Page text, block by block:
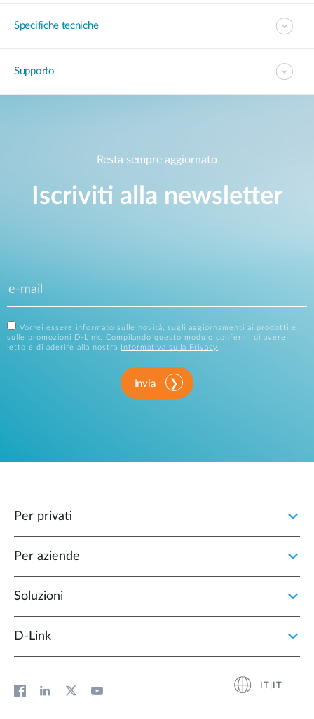
Specifiche tecniche
Supporto
Resta sempre aggiornato
Iscriviti alla newsletter
Vorrei essere informato sulle novità, sugli aggiornamenti ai prodotti e
sulle promozioni D-Link. Compilando questo modulo confermi di avere
letto e di aderire alla nostra
Informativa sulla Privacy .
Invia
Per privati
Per aziende
Soluzioni
D‑Link